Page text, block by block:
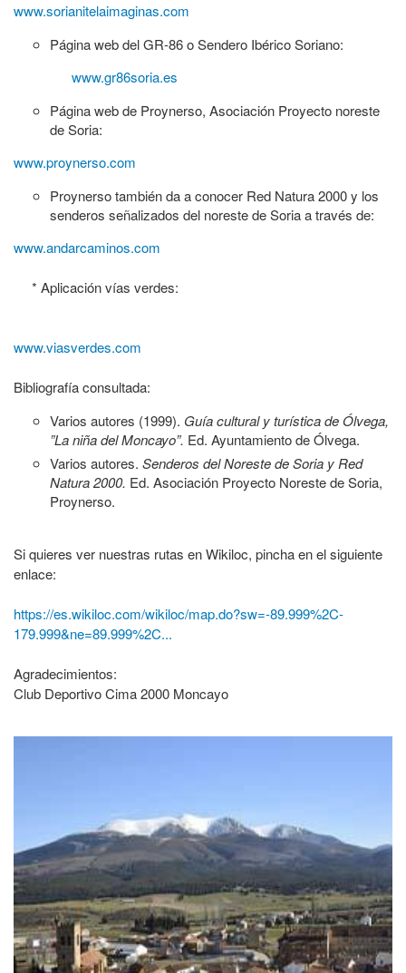
www.sorianitelaimaginas.com
Página web del GR-86 o Sendero Ibérico Soriano:
www.gr86soria.es
Página web de Proynerso, Asociación Proyecto noreste
de Soria:
www.proynerso.com
Proynerso también da a conocer Red Natura 2000 y los
senderos señalizados del noreste de Soria a través de:
www.andarcaminos.com
* Aplicación vías verdes:
www.viasverdes.com
Bibliografía consultada:
Varios autores (1999). Guía cultural y turística de Ólvega,
”La niña del Moncayo”. Ed. Ayuntamiento de Ólvega.
Varios autores. Senderos del Noreste de Soria y Red
Natura 2000. Ed. Asociación Proyecto Noreste de Soria,
Proynerso.
Si quieres ver nuestras rutas en Wikiloc, pincha en el siguiente
enlace:
https://es.wikiloc.com/wikiloc/map.do?sw=-89.999%2C-
179.999&ne=89.999%2C...
Agradecimientos:
Club Deportivo Cima 2000 Moncayo